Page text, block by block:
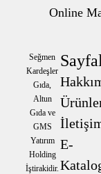
Online
Seğmen
Kardeşler
Gıda,
Altun
Gıda ve
GMS
Yatırım
Holding
İştirakidir.
E-